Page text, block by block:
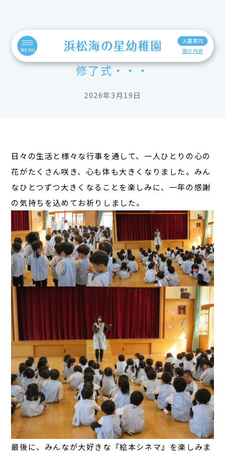
MENU
入園案内
園の内容
修了式・・・
2026年3月19日
日々の生活と様々な行事を通して、一人ひとりの心の
花がたくさん咲き、心も体も大きくなりました。みん
なひとつずつ大きくなることを楽しみに、一年の感謝
の気持ちを込めてお祈りしました。
最後に、みんなが大好きな『絵本シネマ』を楽しみま